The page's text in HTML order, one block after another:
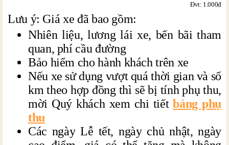
Đvt: 1.000đ
Lưu ý: Giá xe đã bao gồm:
Nhiên liệu, lương lái xe, bến bãi tham
quan, phí cầu đường
Bảo hiểm cho hành khách trên xe
Nếu xe sử dụng vượt quá thời gian và số
km theo hợp đồng thì sẽ bị tính phụ thu,
mời Quý khách xem chi tiếtbảng phụ
thu
Các ngày Lễ tết, ngày chủ nhật, ngày